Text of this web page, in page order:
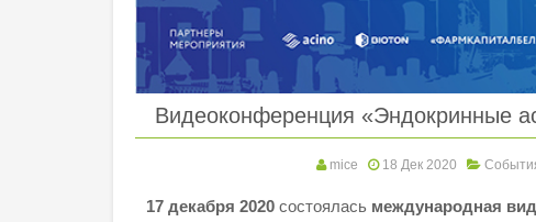
Видеоконференция «Эндокринные
mice 18 Дек 2020
17 декабря 2020 состоялась международная